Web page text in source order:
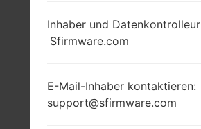
Inhaber und Datenkontrolleur
Sfirmware.com
E-Mail-Inhaber kontaktieren:
support@sfirmware.com